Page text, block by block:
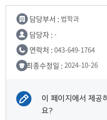
담당부서 : 법학과
담당자 : -
연락처 : 043-649-1764
최종수정일 : 2024-10-26
이 페이지에서 제공
요?